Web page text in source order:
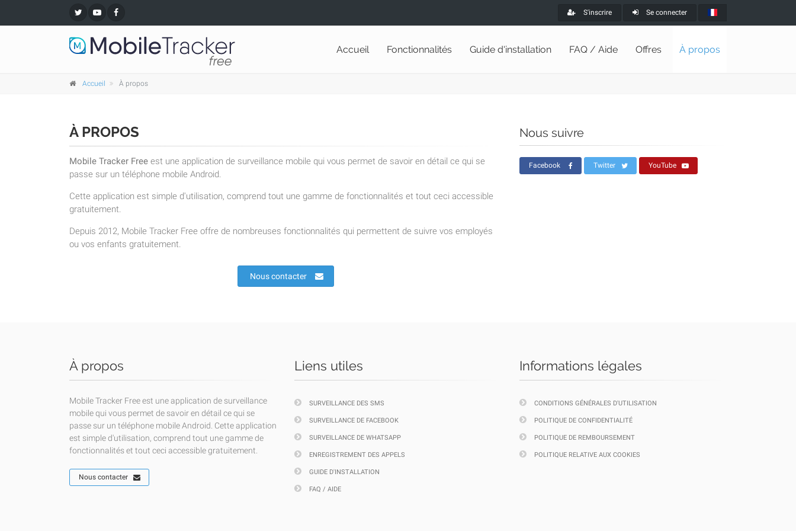
S'inscrire Se connecter
Accueil Fonctionnalités Guide d'installation FAQ / Aide Offres À propos
Accueil À propos
À PROPOS
Mobile Tracker Free est une application de surveillance mobile qui vous permet de savoir en détail ce qui se
passe sur un téléphone mobile Android.
Cette application est simple d'utilisation, comprend tout une gamme de fonctionnalités et tout ceci accessible
gratuitement.
Depuis 2012, Mobile Tracker Free offre de nombreuses fonctionnalités qui permettent de suivre vos employés
ou vos enfants gratuitement.
Nous contacter
Nous suivre
Facebook Twitter YouTube
À propos
Mobile Tracker Free est une application de surveillance
mobile qui vous permet de savoir en détail ce qui se
passe sur un téléphone mobile Android. Cette application
est simple d'utilisation, comprend tout une gamme de
fonctionnalités et tout ceci accessible gratuitement.
Nous contacter
Liens utiles
SURVEILLANCE DES SMS
SURVEILLANCE DE FACEBOOK
SURVEILLANCE DE WHATSAPP
ENREGISTREMENT DES APPELS
GUIDE D'INSTALLATION
FAQ / AIDE
Informations légales
CONDITIONS GÉNÉRALES D'UTILISATION
POLITIQUE DE CONFIDENTIALITÉ
POLITIQUE DE REMBOURSEMENT
POLITIQUE RELATIVE AUX COOKIES